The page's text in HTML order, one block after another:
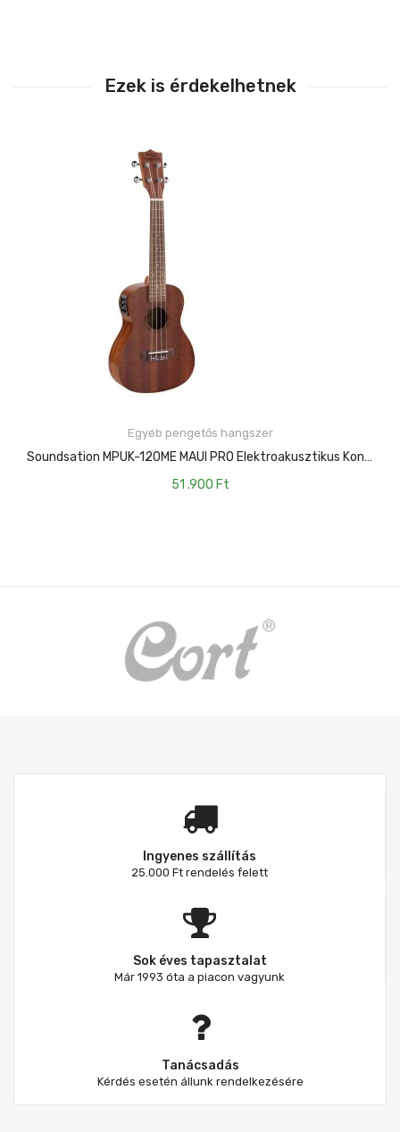
Ezek is érdekelhetnek
Egyéb pengetős hangszer
Soundsation MPUK-120ME MAUI PRO Elektroakusztikus Koncert Ukulele Tokkal (lucfenyõ Fedlappal)
51 .900 Ft
KOSÁRBA TESZEM
Ingyenes szállítás
25.000 Ft rendelés felett
Sok éves tapasztalat
Már 1993 óta a piacon vagyunk
Tanácsadás
Kérdés esetén állunk rendelkezésére